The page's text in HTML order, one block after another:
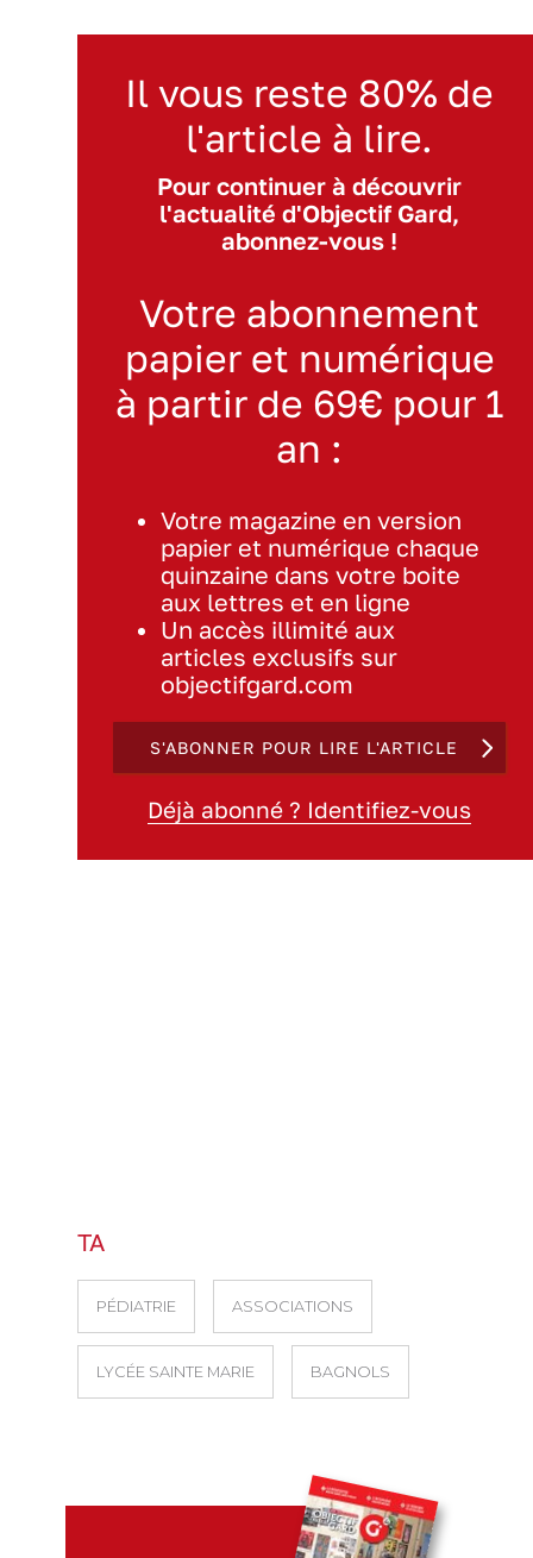
Il vous reste 80% de
l'article à lire.
Pour continuer à découvrir
l'actualité d'Objectif Gard,
abonnez-vous !
Votre abonnement
papier et numérique
à partir de 69€ pour 1
an :
Votre magazine en version
papier et numérique chaque
quinzaine dans votre boite
aux lettres et en ligne
Un accès illimité aux
articles exclusifs sur
objectifgard.com
S'ABONNER POUR LIRE L'ARTICLE
Déjà abonné ? Identifiez-vous
TA
PÉDIATRIE ASSOCIATIONS
LYCÉE SAINTE MARIE BAGNOLS